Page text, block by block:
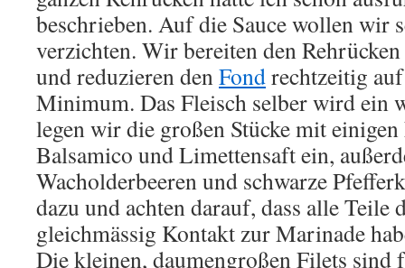
beschrieben. Auf die Sauce wollen wir
verzichten. Wir bereiten den
und reduzieren denFondrechtzeitig
Minimum. Das Fleisch selber wird ein
legen wir die großen Stücke mit
Balsamico und Limettensaft ein,
Wacholderbeeren und schwarze
dazu und achten darauf, dass alle Teile
gleichmässig Kontakt zur Marinade
Die kleinen, daumengroßen Filets